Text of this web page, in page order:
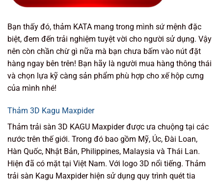
Bạn thấy đó, thảm KATA mang trong mình sứ mệnh đặc
biệt, đem đến trải nghiệm tuyệt vời cho người sử dụng. Vậy
nên còn chần chừ gì nữa mà bạn chưa bấm vào nút đặt
hàng ngay bên trên! Bạn hãy là người mua hàng thông thái
và chọn lựa kỹ càng sản phẩm phù hợp cho xế hộp cưng
của mình nhé!
Thảm 3D Kagu Maxpider
Thảm trải sàn 3D KAGU Maxpider được ưa chuộng tại các
nước trên thế giới. Trong đó bao gồm Mỹ, Úc, Đài Loan,
Hàn Quốc, Nhật Bản, Philippines, Malaysia và Thái Lan.
Hiện đã có mặt tại Việt Nam. Với logo 3D nổi tiếng. Thảm
trải sàn Kagu Maxpider hiện sử dụng quy trình quét tia